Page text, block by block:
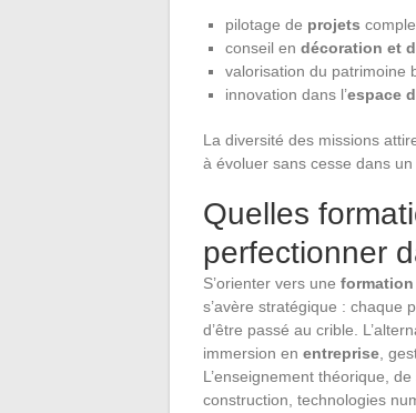
pilotage de projets
conseil en décoration et
valorisation du patrimoine
innovation dans l’espace
La diversité des missions
à évoluer sans cesse dans un
Quelles
perfectionner
S’orienter vers une formation
s’avère stratégique : chaque
d’être passé au crible.
immersion en entreprise ,
L’enseignement théorique,
construction, technologies